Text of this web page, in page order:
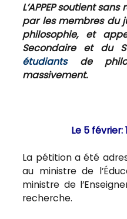
L’APPEP soutient
par les membres du
philosophie, et
Secondaire et du
étudiantsde
massivement.
Le 5 février:
La pétition a été
au ministre de
ministre de
recherche.